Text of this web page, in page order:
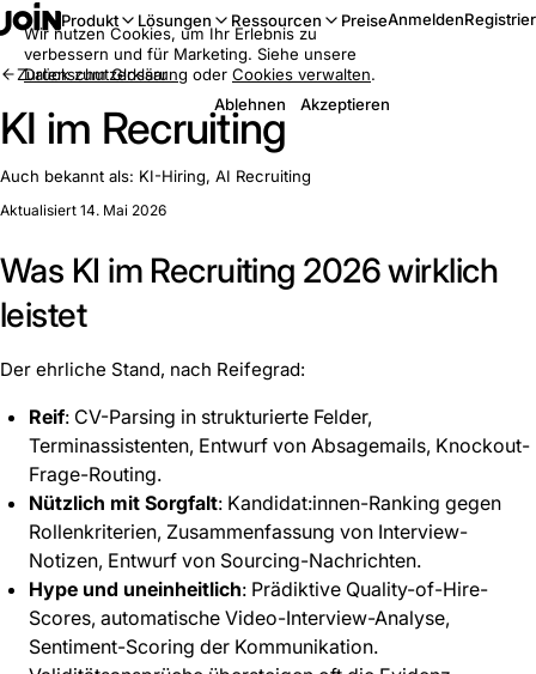
Produkt Lösungen Ressourcen PreiseAnmelden
Zurück zum Glossar
KI im Recruiting
Auch bekannt als: KI-Hiring, AI Recruiting
Aktualisiert 14. Mai 2026
Was KI im Recruiting 2026 wirklich
leistet
Der ehrliche Stand, nach Reifegrad:
Reif: CV-Parsing in strukturierte Felder,
Terminassistenten, Entwurf von Absagemails, Knockout-
Frage-Routing.
Nützlich mit Sorgfalt: Kandidat:innen-Ranking gegen
Rollenkriterien, Zusammenfassung von Interview-
Notizen, Entwurf von Sourcing-Nachrichten.
Hype und uneinheitlich: Prädiktive Quality-of-Hire-
Scores, automatische Video-Interview-Analyse,
Sentiment-Scoring der Kommunikation.
Wir nutzen Cookies, um Ihr Erlebnis zu
verbessern und für Marketing. Siehe unsere
Datenschutzerklärung oder Cookies verwalten.
Ablehnen
Akzeptieren